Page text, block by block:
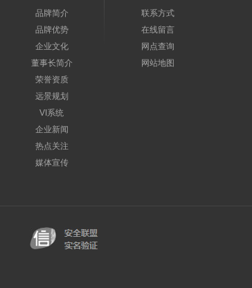
品牌简介
品牌优势
企业文化
董事长简介
荣誉资质
远景规划
VI系统
企业新闻
热点关注
媒体宣传
联系方式
在线留言
网点查询
网站地图